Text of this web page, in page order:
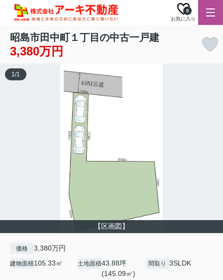
お気に入り
0
昭島市田中町１丁目の中古一戸建
3,380万円
【区画図】
1/1
価格 3,380万円
建物面積105.33㎡ 土地面積43.88坪
(145.09㎡)
間取り 3SLDK